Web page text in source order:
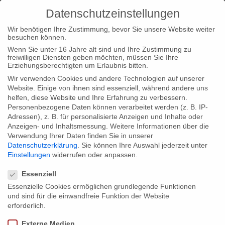
Home Type|News Type|Filmnews
MAKE LOVE thrilled
Denmark
MAKE LOVE thrilled Denmark
Our successful sexual education format MAKE LOVE received
exceeding interest of almost all big Danish broadcasters and
professionals at the Copenhagen TV Festival.
Datenschutzeinstellungen
Wir benötigen Ihre Zustimmung, bevor Sie unsere Website weiter
besuchen können.
Wenn Sie unter 16 Jahre alt sind und Ihre Zustimmung zu
freiwilligen Diensten geben möchten, müssen Sie Ihre
Erziehungsberechtigten um Erlaubnis bitten.
Wir verwenden Cookies und andere Technologien auf unserer
Website. Einige von ihnen sind essenziell, während andere uns
helfen, diese Website und Ihre Erfahrung zu verbessern.
Personenbezogene Daten können verarbeitet werden (z. B. IP-
Adressen), z. B. für personalisierte Anzeigen und Inhalte oder
Anzeigen- und Inhaltsmessung. Weitere Informationen über die
Verwendung Ihrer Daten finden Sie in unserer
Datenschutzerklärung
Sie können Ihre Auswahl jederzeit unter
Einstellungen widerrufen oder anpassen.
Essenziell
Essenzielle Cookies ermöglichen grundlegende Funktionen
und sind für die einwandfreie Funktion der Website
erforderlich.